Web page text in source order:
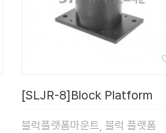
[SLJR-8]Block Platform
블럭플랫폼마운트, 블럭 플랫폼